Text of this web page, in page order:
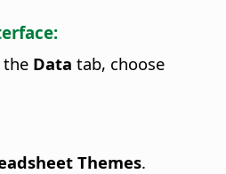
the Data tab, choose
Themes.